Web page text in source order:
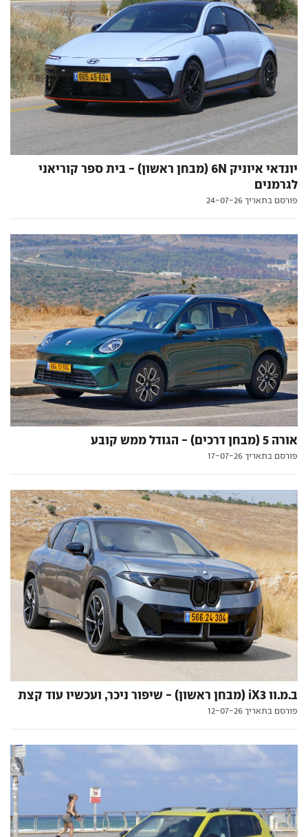
יונדאי איוניק 6N (מבחן ראשון) - בית ספר קוריאני
לגרמנים
פורסם בתאריך 24-07-26
אורה 5 (מבחן דרכים) - הגודל ממש קובע
פורסם בתאריך 17-07-26
ב.מ.וו iX3 (מבחן ראשון) - שיפור ניכר, ועכשיו עוד קצת
פורסם בתאריך 12-07-26